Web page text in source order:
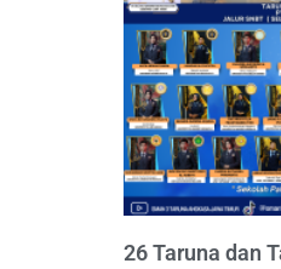
26 Taruna dan